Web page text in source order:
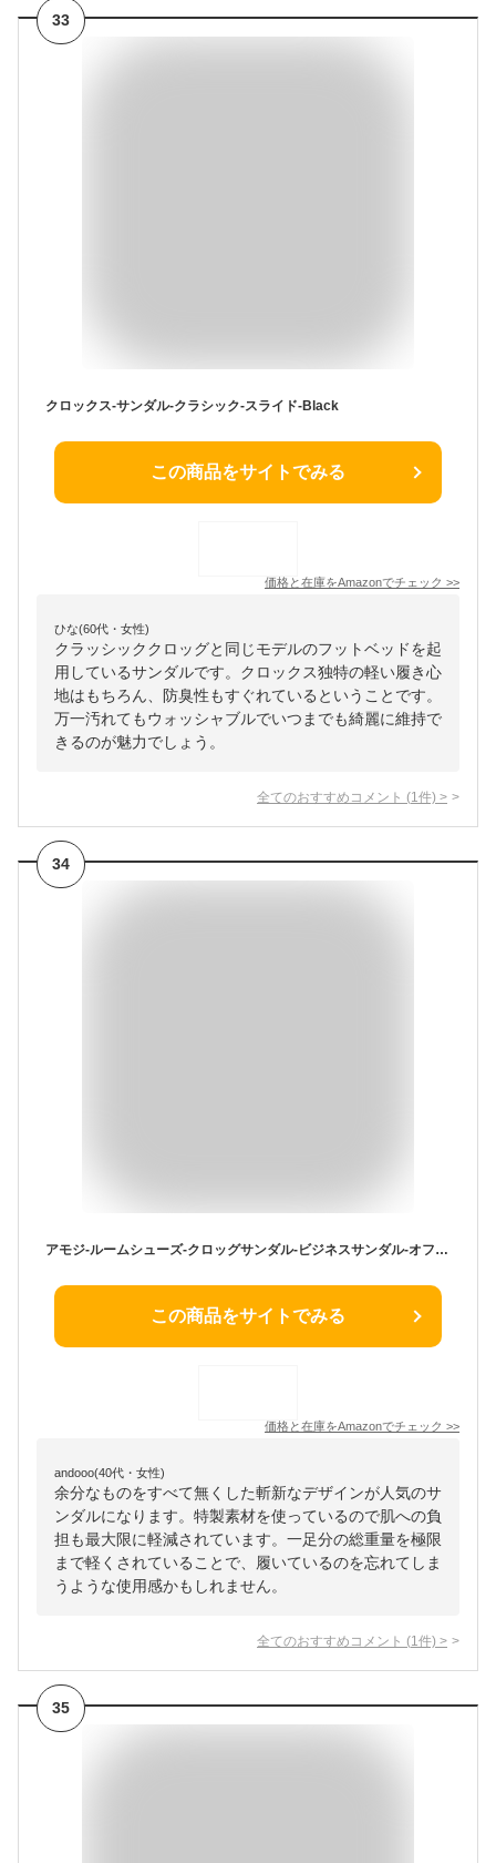
33
クロックス-サンダル-クラシック-スライド-Black
この商品をサイトでみる
価格と在庫をAmazonでチェック >>
ひな(60代・女性)
クラッシッククロッグと同じモデルのフットベッドを起
用しているサンダルです。クロックス独特の軽い履き心
地はもちろん、防臭性もすぐれているということです。
万一汚れてもウォッシャブルでいつまでも綺麗に維持で
きるのが魅力でしょう。
全てのおすすめコメント (1 件) >
34
アモジ-ルームシューズ-クロッグサンダル-ビジネスサンダル-オフィスサンダル
この商品をサイトでみる
価格と在庫をAmazonでチェック >>
andooo(40代・女性)
余分なものをすべて無くした斬新なデザインが人気のサ
ンダルになります。特製素材を使っているので肌への負
担も最大限に軽減されています。一足分の総重量を極限
まで軽くされていることで、履いているのを忘れてしま
うような使用感かもしれません。
全てのおすすめコメント (1 件) >
35